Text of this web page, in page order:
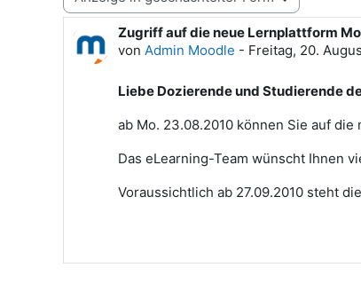
Zugriff auf die neue Lernplattform
von Admin Moodle - Freitag, 20.
Anzahl Antworten: 0
Liebe Dozierende und Studierende
ab Mo. 23.08.2010 können Sie auf
Das eLearning-Team wünscht Ihnen
Voraussichtlich ab 27.09.2010 steht